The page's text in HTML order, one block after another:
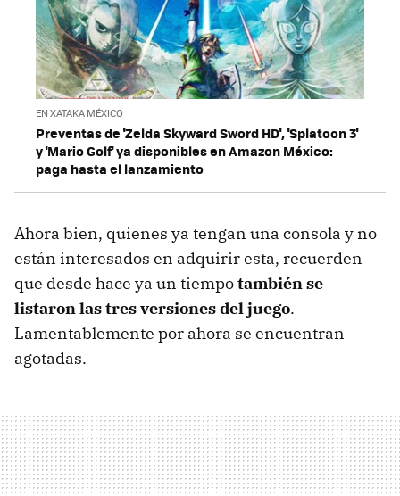
EN XATAKA MÉXICO
Preventas de 'Zelda Skyward Sword HD', 'Splatoon 3'
y 'Mario Golf' ya disponibles en Amazon México:
paga hasta el lanzamiento
Ahora bien, quienes ya tengan una consola y no
están interesados en adquirir esta, recuerden
que desde hace ya un tiempotambién se
listaron las tres versiones del juego.
Lamentablemente por ahora se encuentran
agotadas.